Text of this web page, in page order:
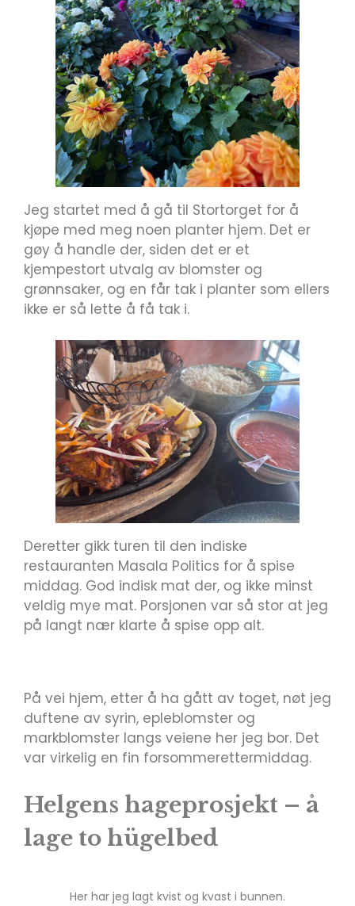
Jeg startet med å gå til Stortorget for å
kjøpe med meg noen planter hjem. Det er
gøy å handle der, siden det er et
kjempestort utvalg av blomster og
grønnsaker, og en får tak i planter som ellers
ikke er så lette å få tak i.
Deretter gikk turen til den indiske
restauranten Masala Politics for å spise
middag. God indisk mat der, og ikke minst
veldig mye mat. Porsjonen var så stor at jeg
på langt nær klarte å spise opp alt.
På vei hjem, etter å ha gått av toget, nøt jeg
duftene av syrin, epleblomster og
markblomster langs veiene her jeg bor. Det
var virkelig en fin forsommerettermiddag.
Helgens hageprosjekt – å
lage to hügelbed
Her har jeg lagt kvist og kvast i bunnen.